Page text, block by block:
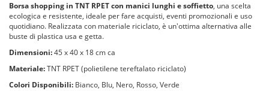
Borsa shopping in TNT RPET con manici lunghi e soffietto, una scelta
ecologica e resistente, ideale per fare acquisti, eventi promozionali e uso
quotidiano. Realizzata con materiale riciclato, è un'ottima alternativa alle
buste di plastica usa e getta.
Dimensioni:45 x 40 x 18 cm ca
Materiale:TNT RPET (polietilene tereftalato riciclato)
Colori Disponibili: Bianco, Blu, Nero, Rosso, Verde